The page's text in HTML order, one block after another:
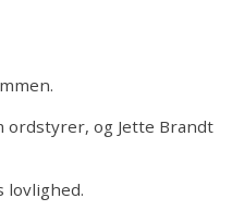
ordstyrer, og Jette Brandt
lovlighed.